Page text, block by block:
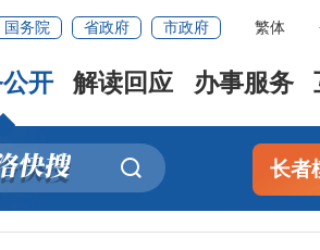
国务院 省政府 市政府 繁体
开 解读回应 办事服务
长者